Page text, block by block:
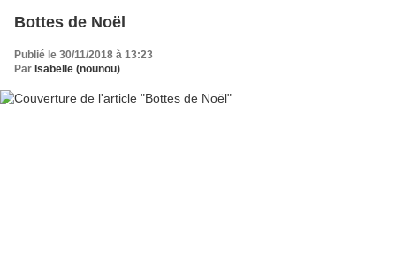
Bottes de Noël
Publié le 30/11/2018 à 13:23
Par Isabelle (nounou)